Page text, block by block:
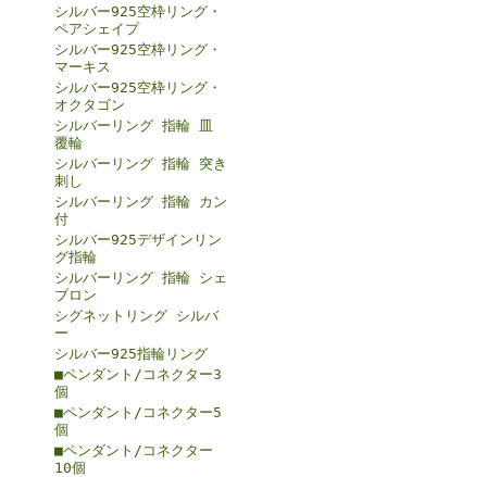
シルバー925空枠リング・
ペアシェイプ
シルバー925空枠リング・
マーキス
シルバー925空枠リング・
オクタゴン
シルバーリング 指輪 皿
覆輪
シルバーリング 指輪 突き
刺し
シルバーリング 指輪 カン
付
シルバー925デザインリン
グ指輪
シルバーリング 指輪 シェ
ブロン
シグネットリング シルバ
ー
シルバー925指輪リング
■ペンダント/コネクター3
個
■ペンダント/コネクター5
個
■ペンダント/コネクター
10個